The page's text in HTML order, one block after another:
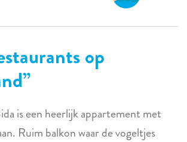
op
is een heerlijk appartement met
Ruim balkon waar de vogeltjes